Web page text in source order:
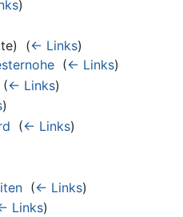
)
(← Links)
(← Links)
(← Links)
)
(← Links)
‎ (← Links)
Links)